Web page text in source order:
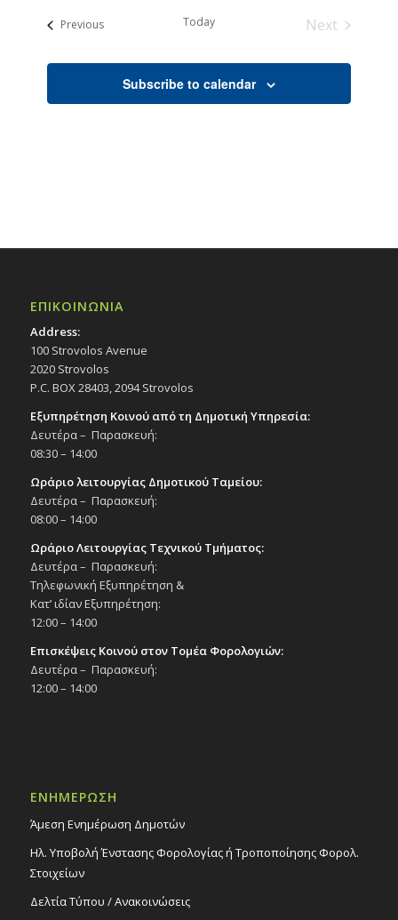
PreviousEvents Today
Next
Subscribe to calendar
ΕΠΙΚΟΙΝΩΝΙΑ
Address:
100 Strovolos Avenue
2020 Strovolos
P.C. BOX 28403, 2094 Strovolos
Εξυπηρέτηση Κοινού από τη Δημοτική Υπηρεσία:
Δευτέρα – Παρασκευή:
08:30 – 14:00
Ωράριο λειτουργίας Δημοτικού Ταμείου:
Δευτέρα – Παρασκευή:
08:00 – 14:00
Ωράριο Λειτουργίας Τεχνικού Τμήματος:
Δευτέρα – Παρασκευή:
Τηλεφωνική Εξυπηρέτηση &
Κατ’ ιδίαν Εξυπηρέτηση:
12:00 – 14:00
Επισκέψεις Κοινού στον Τομέα Φορολογιών:
Δευτέρα – Παρασκευή:
12:00 – 14:00
ΕΝΗΜΕΡΩΣΗ
Άμεση Ενημέρωση Δημοτών
Ηλ. Υποβολή Ένστασης Φορολογίας ή Τροποποίησης Φορολ.
Στοιχείων
Δελτία Τύπου / Ανακοινώσεις